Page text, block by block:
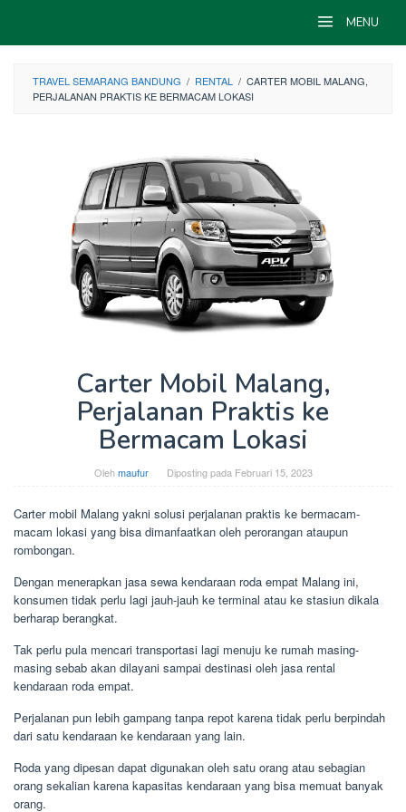
content
MENU
TRAVEL SEMARANG BANDUNG / RENTAL / CARTER MOBIL MALANG,
PERJALANAN PRAKTIS KE BERMACAM LOKASI
Carter Mobil Malang,
Perjalanan Praktis ke
Bermacam Lokasi
Olehmaufur Diposting pada Februari 15, 2023
Carter mobil Malang yakni solusi perjalanan praktis ke bermacam-
macam lokasi yang bisa dimanfaatkan oleh perorangan ataupun
rombongan.
Dengan menerapkan jasa sewa kendaraan roda empat Malang ini,
konsumen tidak perlu lagi jauh-jauh ke terminal atau ke stasiun dikala
berharap berangkat.
Tak perlu pula mencari transportasi lagi menuju ke rumah masing-
masing sebab akan dilayani sampai destinasi oleh jasa rental
kendaraan roda empat.
Perjalanan pun lebih gampang tanpa repot karena tidak perlu berpindah
dari satu kendaraan ke kendaraan yang lain.
Roda yang dipesan dapat digunakan oleh satu orang atau sebagian
orang sekalian karena kapasitas kendaraan yang bisa memuat banyak
orang.